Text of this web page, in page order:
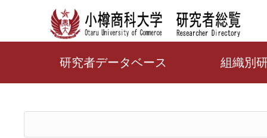
研究者データベース 組織別